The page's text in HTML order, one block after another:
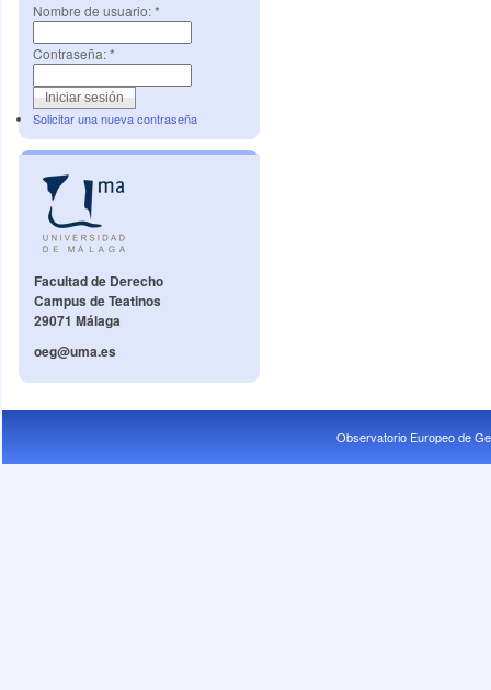
Nombre de usuario:*
Contraseña:*
Solicitar una nueva contraseña
Facultad de Derecho
Campus de Teatinos
29071 Málaga
oeg@uma.es
Observatorio Europeo de